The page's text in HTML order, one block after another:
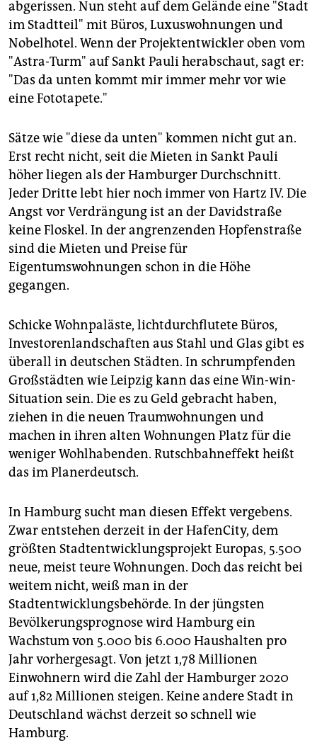
abgerissen. Nun steht auf dem Gelände eine "Stadt
im Stadtteil" mit Büros, Luxuswohnungen und
Nobelhotel. Wenn der Projektentwickler oben vom
"Astra-Turm" auf Sankt Pauli herabschaut, sagt er:
"Das da unten kommt mir immer mehr vor wie
eine Fototapete."
Sätze wie "diese da unten" kommen nicht gut an.
Erst recht nicht, seit die Mieten in Sankt Pauli
höher liegen als der Hamburger Durchschnitt.
Jeder Dritte lebt hier noch immer von Hartz IV. Die
Angst vor Verdrängung ist an der Davidstraße
keine Floskel. In der angrenzenden Hopfenstraße
sind die Mieten und Preise für
Eigentumswohnungen schon in die Höhe
gegangen.
Schicke Wohnpaläste, lichtdurchflutete Büros,
Investorenlandschaften aus Stahl und Glas gibt es
überall in deutschen Städten. In schrumpfenden
Großstädten wie Leipzig kann das eine Win-win-
Situation sein. Die es zu Geld gebracht haben,
ziehen in die neuen Traumwohnungen und
machen in ihren alten Wohnungen Platz für die
weniger Wohlhabenden. Rutschbahneffekt heißt
das im Planerdeutsch.
In Hamburg sucht man diesen Effekt vergebens.
Zwar entstehen derzeit in der HafenCity, dem
größten Stadtentwicklungsprojekt Europas, 5.500
neue, meist teure Wohnungen. Doch das reicht bei
weitem nicht, weiß man in der
Stadtentwicklungsbehörde. In der jüngsten
Bevölkerungsprognose wird Hamburg ein
Wachstum von 5.000 bis 6.000 Haushalten pro
Jahr vorhergesagt. Von jetzt 1,78 Millionen
Einwohnern wird die Zahl der Hamburger 2020
auf 1,82 Millionen steigen. Keine andere Stadt in
Deutschland wächst derzeit so schnell wie
Hamburg.